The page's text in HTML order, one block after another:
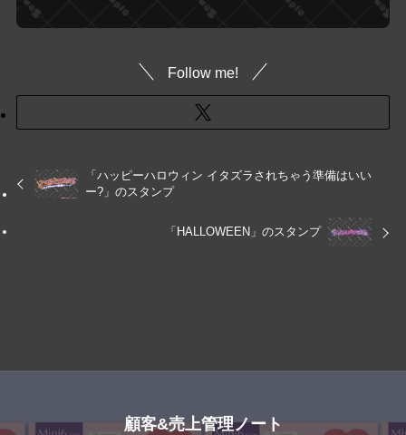
Follow me!
「ハッピーハロウィン イタズラされちゃう準備はいい
ー?」のスタンプ
「HALLOWEEN」のスタンプ
顧客&売上管理ノート